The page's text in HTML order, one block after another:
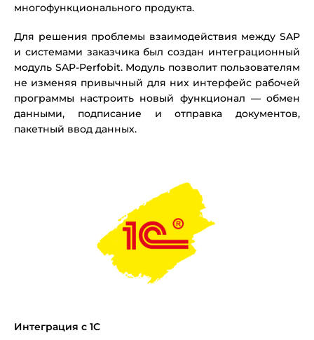
многофункционального продукта.
Для решения проблемы взаимодействия между SAP
и системами заказчика был создан интеграционный
модуль SAP-Perfobit. Модуль позволит пользователям
не изменяя привычный для них интерфейс рабочей
программы настроить новый функционал — обмен
данными, подписание и отправка документов,
пакетный ввод данных.
Интеграция с 1С